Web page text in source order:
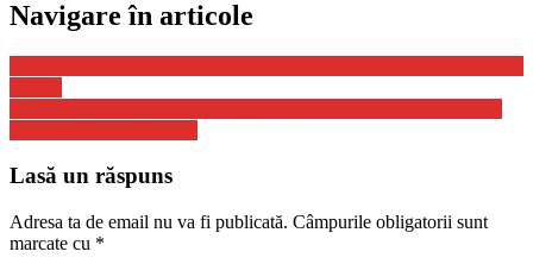
Navigare în articole
Lasă un răspuns
Adresa ta de email nu va fi publicată. Câmpurile obligatorii sunt
marcate cu *